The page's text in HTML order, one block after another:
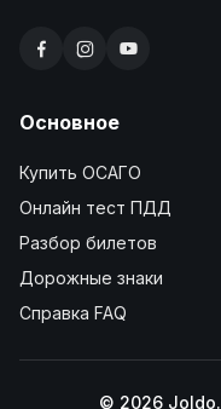
Основное
Купить ОСАГО
Онлайн тест ПДД
Разбор билетов
Дорожные знаки
Справка FAQ
© 2026